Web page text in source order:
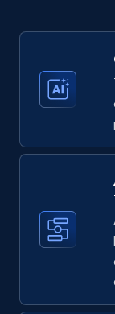
Amazon
specific
Title, Seller
35.3K+
Amazon